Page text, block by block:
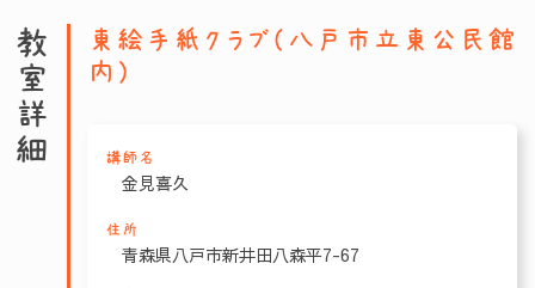
教室詳細
東絵手紙クラブ（八戸市立東公民館
内）
講師名
金見喜久
住所
青森県八戸市新井田八森平7-67